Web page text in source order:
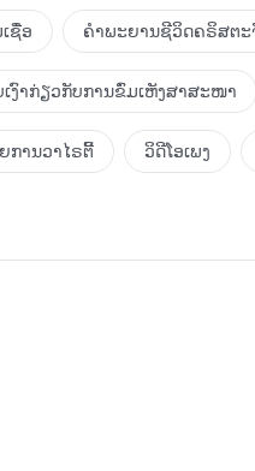
າຈຶ່ງຈະສາມາດສອດຄ່ອງກັບເ
ຊື່ອ ຄຳພະຍານຊີວິດຄຣິສຕະ
ເງົາກ່ຽວກັບການຂົ່ມເຫັງສາສະໜາ
ານວາໄຣຕີ້ ວິດີໂອເພງ